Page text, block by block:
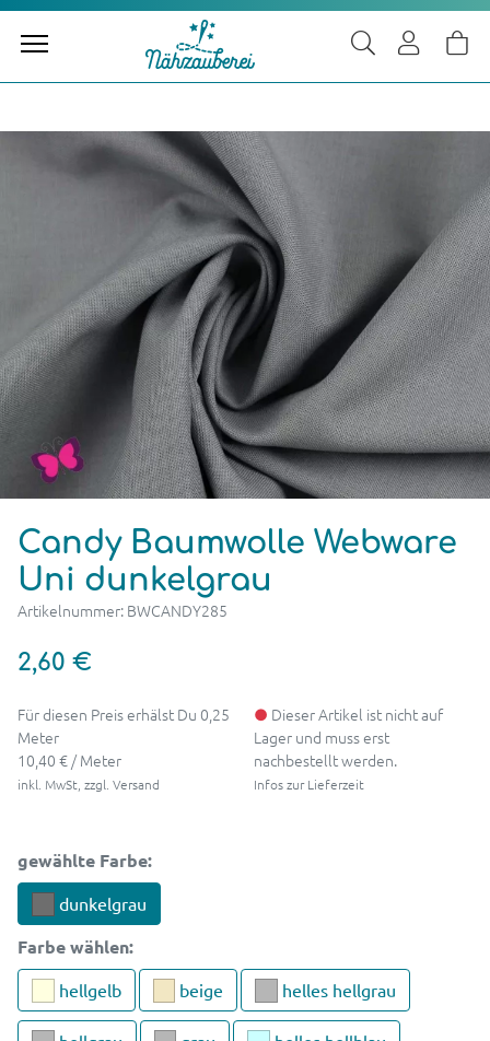
Candy Baumwolle Webware
Uni dunkelgrau
Artikelnummer: BWCANDY285
2,60 €
Für diesen Preis erhälst Du 0,25
Meter
10,40 € / Meter
inkl. MwSt, zzgl. Versand
● Dieser Artikel ist nicht auf
Lager und muss erst
nachbestellt werden.
Infos zur Lieferzeit
gewählte Farbe:
dunkelgrau
Farbewählen:
hellgelb beige helles hellgrau